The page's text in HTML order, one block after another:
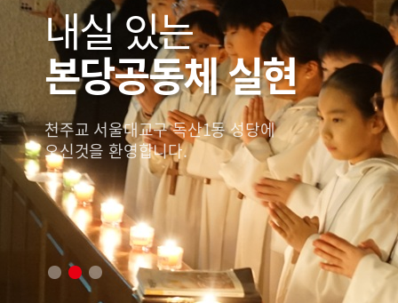
본
성
독
찾
내실 있는
본당공동체 실현
천주교 서울대교구 독산1동 성당에
오신것을 환영합니다.